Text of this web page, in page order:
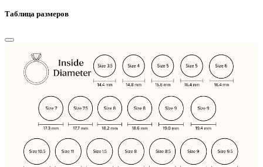
Таблица размеров